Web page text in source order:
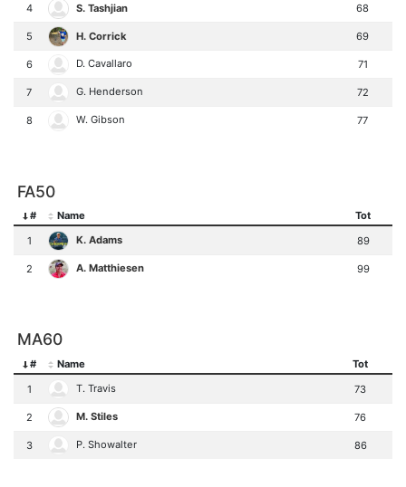
4 S. Tashjian 68
5 H. Corrick 69
6 D. Cavallaro 71
7 G. Henderson 72
8 W. Gibson 77
FA50
# Name
Tot
1
K. Adams 89
2 A. Matthiesen 99
MA60
# Name
Tot
1
T. Travis 73
2 M. Stiles 76
3 P. Showalter 86